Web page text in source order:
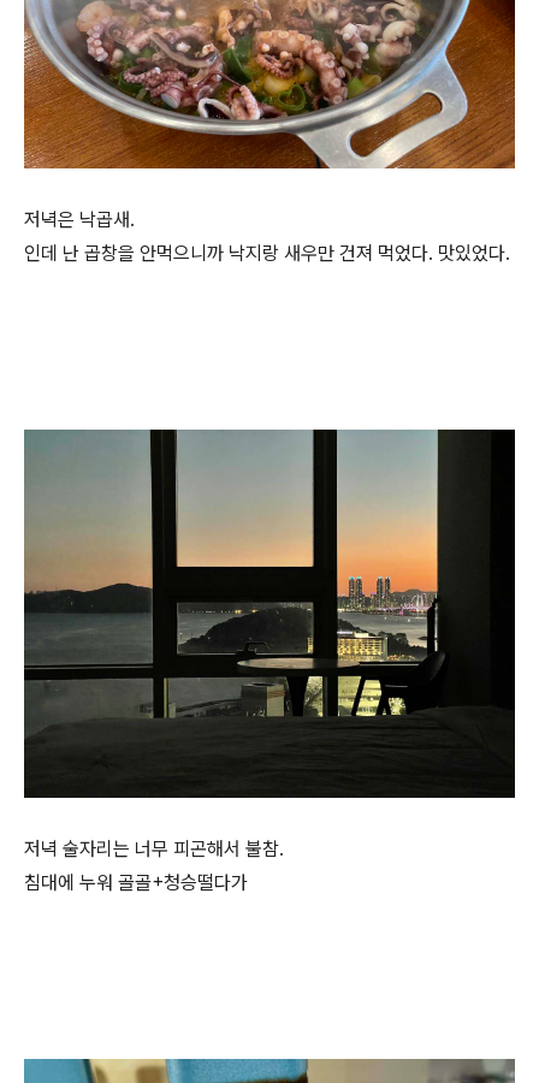
저녁은 낙곱새.
인데 난 곱창을 안먹으니까 낙지랑 새우만 건져 먹었다. 맛있었다.
저녁 술자리는 너무 피곤해서 불참.
침대에 누워 골골+청승떨다가